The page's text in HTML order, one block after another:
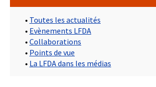
• Toutes les actualités
• Evènements LFDA
• Collaborations
• Points de vue
• La LFDA dans les médias